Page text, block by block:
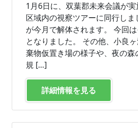
1月6日に、双葉郡未来会議が
区域内の視察ツアーに同行しま
が今月で解体されます。 今回
となりました。 その他、小良
棄物仮置き場の様子や、夜の
規 […]
詳細情報を見る